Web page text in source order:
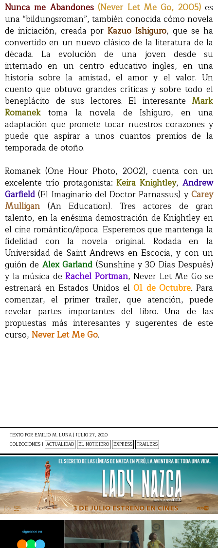
Nunca me Abandones(Never Let Me Go, 2005)es
una “bildungsroman”, también conocida cómo novela
de iniciación, creada por Kazuo Ishiguro, que se ha
convertido en un nuevo clásico de la literatura de la
década. La evolución de una joven desde su
internado en un centro educativo ingles, en una
historia sobre la amistad, el amor y el valor. Un
cuento que obtuvo grandes críticas y sobre todo el
beneplácito de sus lectores. El interesante Mark
Romanek toma la novela de Ishiguro, en una
adaptación que promete tocar nuestros corazones y
puede que aspirar a unos cuantos premios de la
temporada de otoño.
Romanek (One Hour Photo, 2002), cuenta con un
excelente trío protagonista:Keira Knightley,Andrew
Garfield (El Imaginario del Doctor Parnassus) y Carey
Mulligan (An Education). Tres actores de gran
talento, en la enésima demostración de Knightley en
el cine romántico/época. Esperemos que mantenga la
fidelidad con la novela original. Rodada en la
Universidad de Saint Andrews en Escocia, y con un
guión de Alex Garland (Sunshine y 30 Días Después)
y la música de Rachel Portman, Never Let Me Go se
estrenará en Estados Unidos el01 de Octubre. Para
comenzar, el primer trailer, que atención, puede
revelar partes importantes del libro. Una de las
propuestas más interesantes y sugerentes de este
curso, Never Let Me Go.
TEXTO POR EMILIO M. LUNA | JULIO 27, 2010
COLECCIONES | ACTUALIDAD EL NOTICIERO EXPRESS TRAILERS